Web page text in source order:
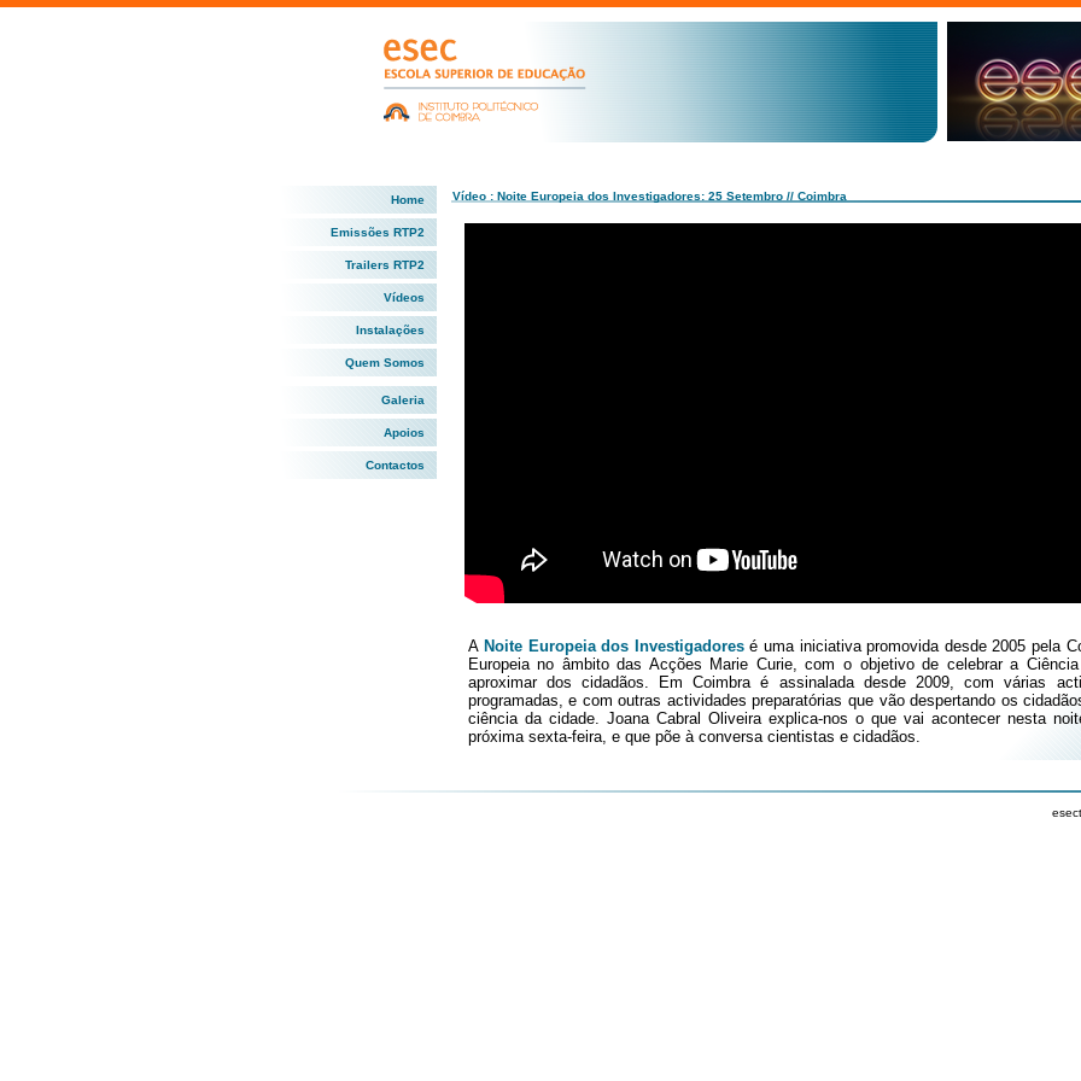
Home
Emissões RTP2
Trailers RTP2
Vídeos
Instalações
Quem Somos
Galeria
Apoios
Contactos
Vídeo : Noite Europeia dos Investigadores: 25 Setembro // Coimbra
A Noite Europeia dos Investigadoresé uma iniciativa promovida desde 2005 pela
Europeia no âmbito das Acções Marie Curie, com o objetivo de celebrar a
aproximar dos cidadãos. Em Coimbra é assinalada desde 2009, com várias
programadas, e com outras actividades preparatórias que vão despertando os
ciência da cidade. Joana Cabral Oliveira explica-nos o que vai acontecer nesta
próxima sexta-feira, e que põe à conversa cientistas e cidadãos.